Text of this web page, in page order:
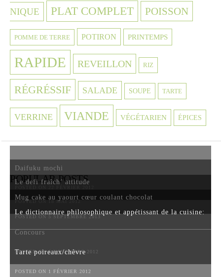
NIQUE PLAT COMPLET POISSON
POMME DE TERRE POTIRON PRINTEMPS
RAPIDE REVEILLON RIZ
RÉGRÉSSIF SALADE SOUPE TARTE
VERRINE VIANDE VÉGÉTARIEN ÉPICES
POPULAR POSTS
Daifuku mochi
Le defi fraîch’ attitude
POSTED ON 18 MAI 2012
Mug cake au yaourt cœur coulant chocolat
POSTED ON 5 SEPTEMBRE 2013
Le dictionnaire philosophique et appétissant de la cuisine:
Concours
POSTED ON 6 NOVEMBRE 2012
Tarte poireaux/chèvre
POSTED ON 1 FÉVRIER 2012